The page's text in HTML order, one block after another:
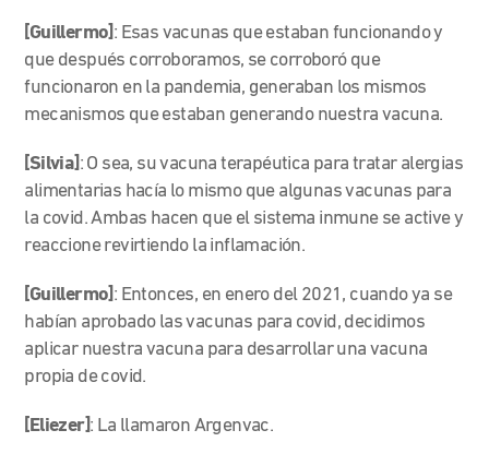
[Guillermo] : Esas vacunas que estaban funcionando y
que después corroboramos, se corroboró que
funcionaron en la pandemia, generaban los mismos
mecanismos que estaban generando nuestra vacuna.
[Silvia] : O sea, su vacuna terapéutica para tratar alergias
alimentarias hacía lo mismo que algunas vacunas para
la covid. Ambas hacen que el sistema inmune se active y
reaccione revirtiendo la inflamación.
[Guillermo] : Entonces, en enero del 2021, cuando ya se
habían aprobado las vacunas para covid, decidimos
aplicar nuestra vacuna para desarrollar una vacuna
propia de covid.
[Eliezer]: La llamaron Argenvac.